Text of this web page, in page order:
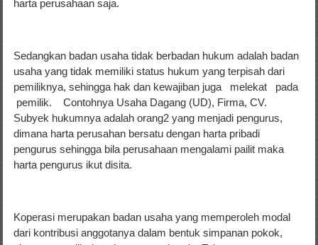
harta perusahaan saja.
Sedangkan badan usaha tidak berbadan hukum adalah badan
usaha yang tidak memiliki status hukum yang terpisah dari
pemiliknya, sehingga hak dan kewajiban juga melekat pada
pemilik. Contohnya Usaha Dagang (UD), Firma, CV.
Subyek hukumnya adalah orang2 yang menjadi pengurus,
dimana harta perusahan bersatu dengan harta pribadi
pengurus sehingga bila perusahaan mengalami pailit maka
harta pengurus ikut disita.
Koperasi merupakan badan usaha yang memperoleh modal
dari kontribusi anggotanya dalam bentuk simpanan pokok,